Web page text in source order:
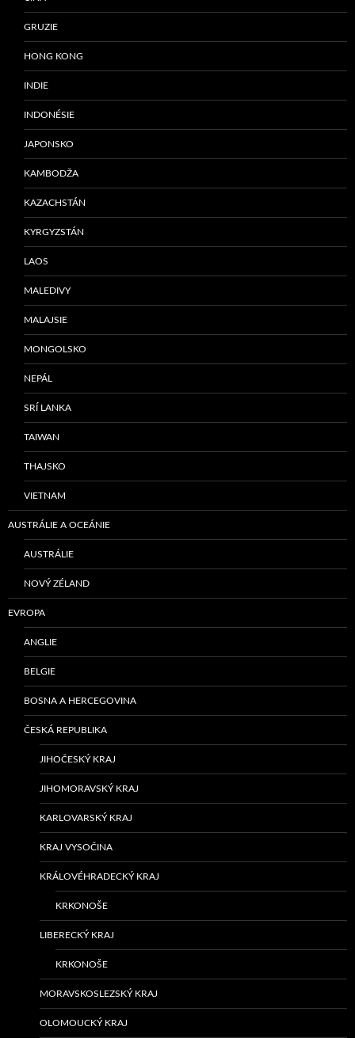
GRUZIE
HONG KONG
INDIE
INDONÉSIE
JAPONSKO
KAMBODŽA
KAZACHSTÁN
KYRGYZSTÁN
LAOS
MALEDIVY
MALAJSIE
MONGOLSKO
NEPÁL
SRÍ LANKA
TAIWAN
THAJSKO
VIETNAM
AUSTRÁLIE A OCEÁNIE
AUSTRÁLIE
NOVÝ ZÉLAND
EVROPA
ANGLIE
BELGIE
BOSNA A HERCEGOVINA
ČESKÁ REPUBLIKA
JIHOČESKÝ KRAJ
JIHOMORAVSKÝ KRAJ
KARLOVARSKÝ KRAJ
KRAJ VYSOČINA
KRÁLOVÉHRADECKÝ KRAJ
KRKONOŠE
LIBERECKÝ KRAJ
KRKONOŠE
MORAVSKOSLEZSKÝ KRAJ
OLOMOUCKÝ KRAJ